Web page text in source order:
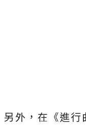
另外，在《進